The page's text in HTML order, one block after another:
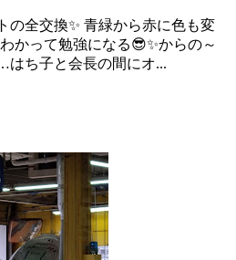
の全交換✨️ 青緑から赤に色も変
かって勉強になる😎✨からの～
はち子と会長の間にオ...